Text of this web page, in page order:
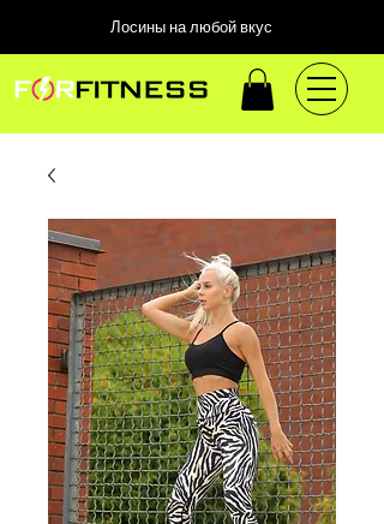
Лосины на любой вкус